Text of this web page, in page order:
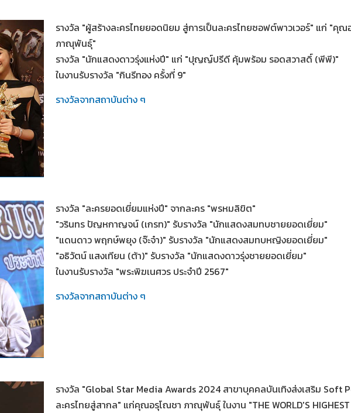
รางวัล "ผู้สร้างละครไทยยอดนิยม สู่การเป็นละครไทยซอฟต์พาวเวอร์" แก่ "คุณ
ภาณุพันธุ์"
รางวัล "นักแสดงดาวรุ่งแห่งปี" แก่ "ปุญญ์ปรีดี คุ้มพร้อม รอดสวาสดิ์ (พีพี)"
ในงานรับรางวัล "กินรีทอง ครั้งที่ 9"
รางวัลจากสถาบันต่าง ๆ
รางวัล "ละครยอดเยี่ยมแห่งปี" จากละคร "พรหมลิขิต"
"วรินทร ปัญหกาญจน์ (เกรท)" รับรางวัล "นักแสดงสมทบชายยอดเยี่ยม"
"แดนดาว พฤกษ์พยุง (จ๊ะจ๋า)" รับรางวัล "นักแสดงสมทบหญิงยอดเยี่ยม"
"อธิวัตน์ แสงเทียน (ต้า)" รับรางวัล "นักแสดงดาวรุ่งชายยอดเยี่ยม"
ในงานรับรางวัล "พระพิฆเนศวร ประจำปี 2567"
รางวัลจากสถาบันต่าง ๆ
รางวัล "Global Star Media Awards 2024 สาขาบุคคลบันเทิงส่งเสริม Soft
ละครไทยสู่สากล" แก่คุณอรุโณชา ภาณุพันธุ์ ในงาน "THE WORLD'S HIGHEST